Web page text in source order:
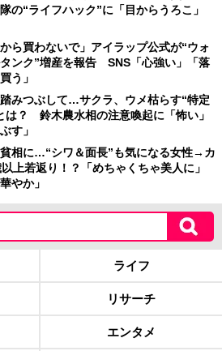
の“ライフハック”に「目からうろこ」
から買わないで」アイラップ公式が“ウォ
ンク”増産を報告 SNS「心強い」「落
う」
みつぶして…サクラ、ウメ枯らす“特定
は？ 鈴木農水相の注意喚起に「怖い」
す」
相に…“シワ＆面長”も気になる女性→カ
上若返り！？「めちゃくちゃ美人に」
やか」
ライフ
リサーチ
エンタメ